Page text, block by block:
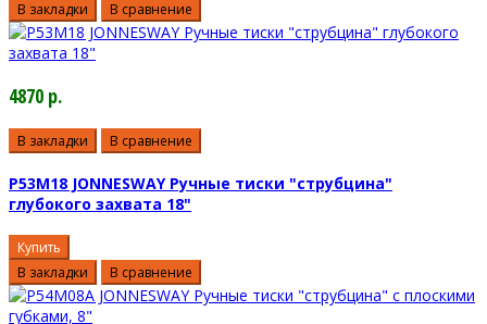
В закладки
В сравнение
4870 р.
В закладки В сравнение
P53M18 JONNESWAY Ручные тиски "струбцина"
глубокого захвата 18"
Купить
В закладки
В сравнение